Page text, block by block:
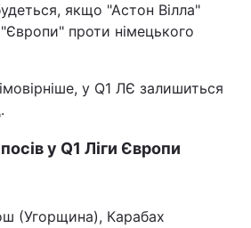
якщо "Астон Вілла"
"Європи" проти німецького
у Q1 ЛЄ залишиться
у Q1 Ліги Європи
(Угорщина), Карабах